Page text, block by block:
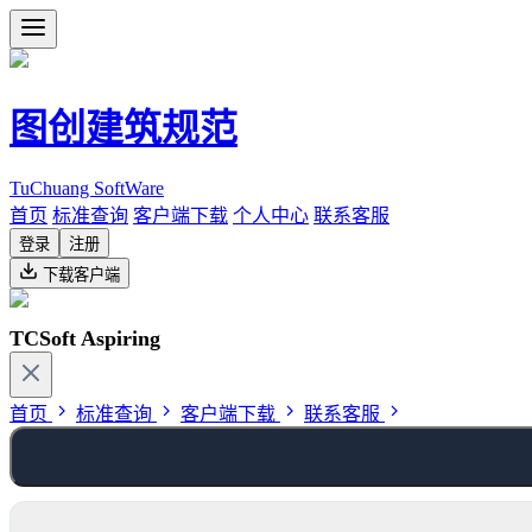
图创建筑规范
TuChuang SoftWare
首页 标准查询 客户端下载 个人中心 联系客服
登录
注册
下载客户端
TCSoft Aspiring
首页 标准查询 客户端下载 联系客服